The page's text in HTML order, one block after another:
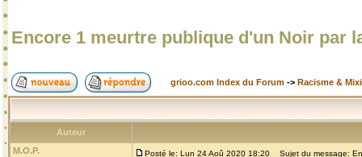
Encore 1 meurtre publique d'un Noir par
grioo.com Index du Forum -> Racisme &
Auteur
M.O.P.
Posté le: Lun 24 Aoû 2020 18:20 Sujet du message: